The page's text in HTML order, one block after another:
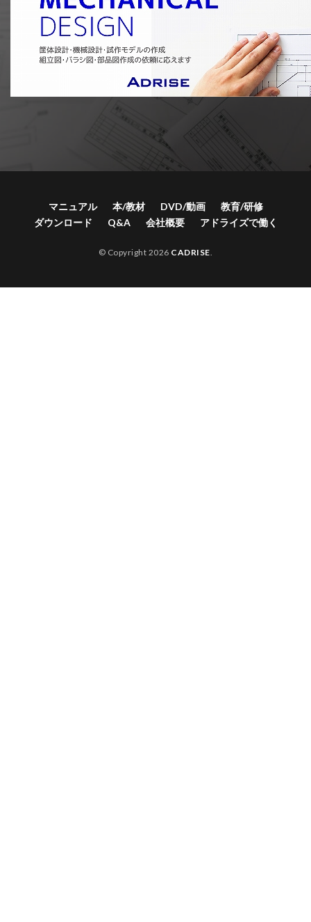
マニュアル 本/教材 DVD/動画
教育/研修
ダウンロード
Q&A 会社概要 アドライズで働く
© Copyright 2026 CADRISE.